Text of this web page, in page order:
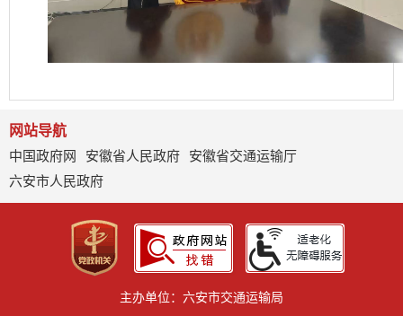
网站导航
中国政府网
安徽省人民政府
安徽省交通运输厅
六安市人民政府
主办单位：六安市交通运输局